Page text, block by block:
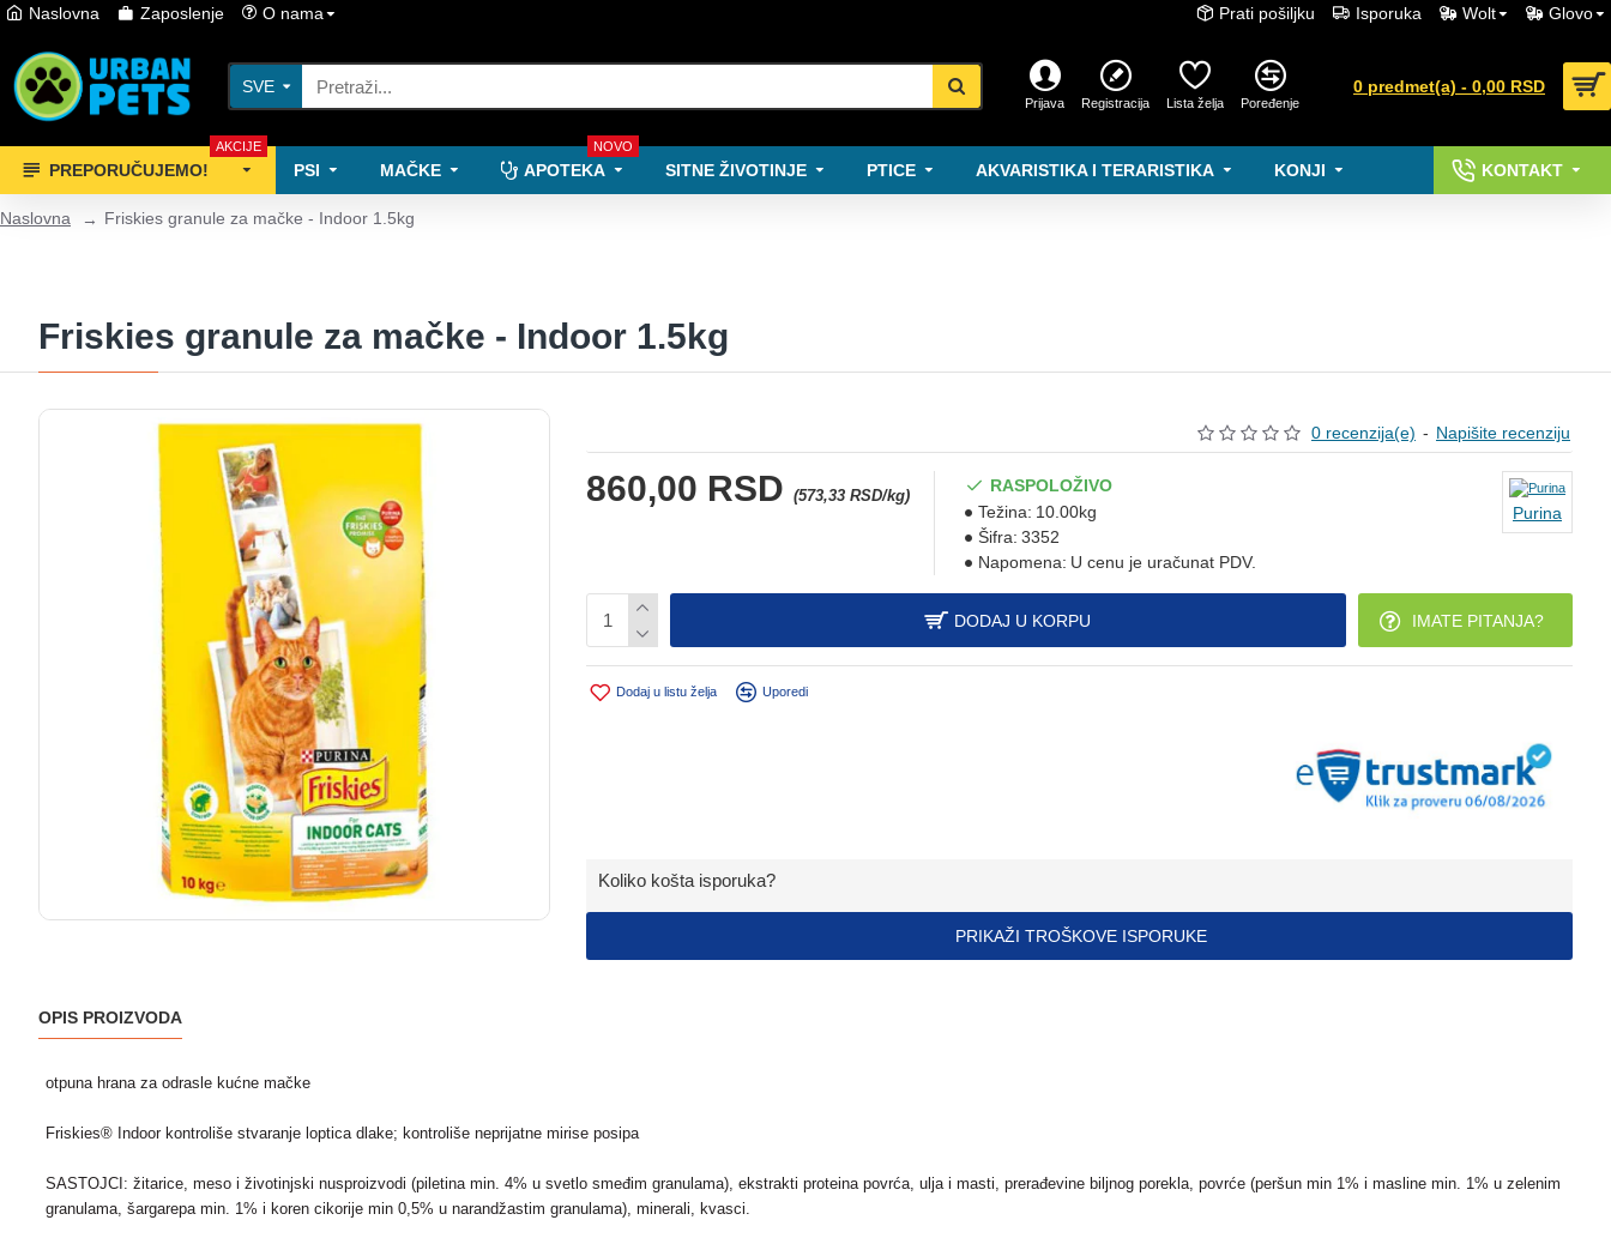
Naslovna Zaposlenje O nama Prati pošiljku Isporuka Wolt Glovo
SVE
Prijava Registracija Lista želja Poređenje
0 predmet(a) - 0,00 RSD
PREPORUČUJEMO!
AKCIJE
PSI MAČKE APOTEKA
NOVO
SITNE ŽIVOTINJE PTICE AKVARISTIKA I TERARISTIKA KONJI KONTAKT
Naslovna Friskies granule za mačke - Indoor 1.5kg
Friskies granule za mačke - Indoor 1.5kg
0 recenzija(e) - Napišite recenziju
860,00 RSD (573,33 RSD/kg)
RASPOLOŽIVO
Težina: 10.00kg
Šifra: 3352
Napomena: U cenu je uračunat PDV.
Purina
DODAJ U KORPU IMATE PITANJA?
Dodaj u listu želja Uporedi
Koliko košta isporuka?
PRIKAŽI TROŠKOVE ISPORUKE
OPIS PROIZVODA
otpuna hrana za odrasle kućne mačke
Friskies® Indoor kontroliše stvaranje loptica dlake; kontroliše neprijatne mirise posipa
SASTOJCI: žitarice, meso i životinjski nusproizvodi (piletina min. 4% u svetlo smeđim granulama), ekstrakti proteina povrća, ulja i masti, prerađevine biljnog porekla, povrće (peršun min 1% i masline min. 1% u zelenim
granulama, šargarepa min. 1% i koren cikorije min 0,5% u narandžastim granulama), minerali, kvasci.